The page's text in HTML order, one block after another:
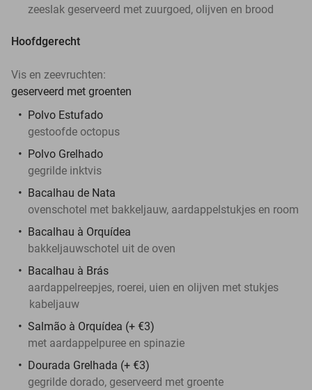
zeeslak geserveerd met zuurgoed, olijven en brood
Hoofdgerecht
Vis en zeevruchten:
geserveerd met groenten
Polvo Estufado
gestoofde octopus
Polvo Grelhado
gegrilde inktvis
Bacalhau de Nata
ovenschotel met bakkeljauw, aardappelstukjes en room
Bacalhau à Orquídea
bakkeljauwschotel uit de oven
Bacalhau à Brás
aardappelreepjes, roerei, uien en olijven met stukjes
kabeljauw
Salmão à Orquídea (+ €3)
met aardappelpuree en spinazie
Dourada Grelhada (+ €3)
gegrilde dorado, geserveerd met groente